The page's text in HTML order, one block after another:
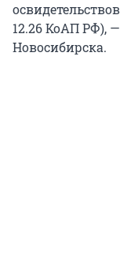
12.26 КоАП РФ),
Новосибирска.